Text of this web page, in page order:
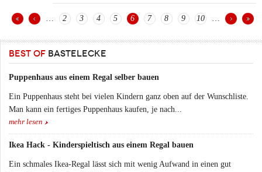
2 3 4 5 6 7 8 9 10
BEST OF BASTELECKE
Puppenhaus aus einem Regal selber bauen
Ein Puppenhaus steht bei vielen Kindern ganz oben auf der Wunschliste.
Man kann ein fertiges Puppenhaus kaufen, je nach...
mehr lesen
Ikea Hack - Kinderspieltisch aus einem Regal bauen
Ein schmales Ikea-Regal lässt sich mit wenig Aufwand in einen gut